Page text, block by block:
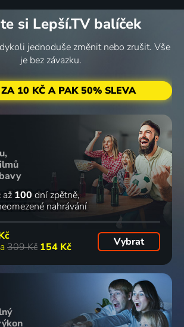
si Lepší.TV balíček
jednoduše změnit nebo zrušit. Vše
je bez závazku.
10 KČ A PAK 50% SLEVA
až 100 dní zpětně
nahrávání
309 Kč 154 Kč Vybrat